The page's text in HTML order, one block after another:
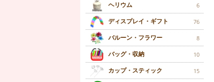
ヘリウム 6
ディスプレイ・ギフト 76
バルーン・フラワー 8
バッグ・収納 10
カップ・スティック 15